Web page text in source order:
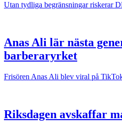
Utan tydliga begränsningar riskerar
Anas Ali lär nästa
barberaryrket
Frisören Anas Ali blev viral på
Riksdagen avskaffar